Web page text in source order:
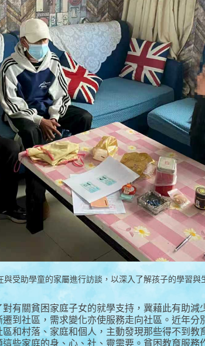
受助學童的家屬進行訪談，以深入了解孩子的學習與
有關貧困家庭子女的就學支持，冀藉此有助減
到社區，需求變化亦使服務走向社區。近年分
和村落、家庭和個人，主動發現那些得不到教
些家庭的身、心、社、靈需要。貧困教育服務